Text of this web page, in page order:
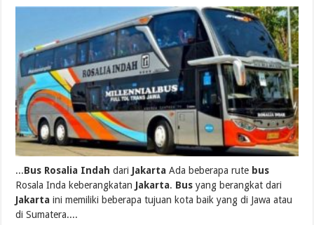
...Bus Rosalia Indah dari Jakarta Ada beberapa rute bus
Rosala Inda keberangkatan Jakarta. Bus yang berangkat dari
Jakarta ini memiliki beberapa tujuan kota baik yang di Jawa atau
di Sumatera....